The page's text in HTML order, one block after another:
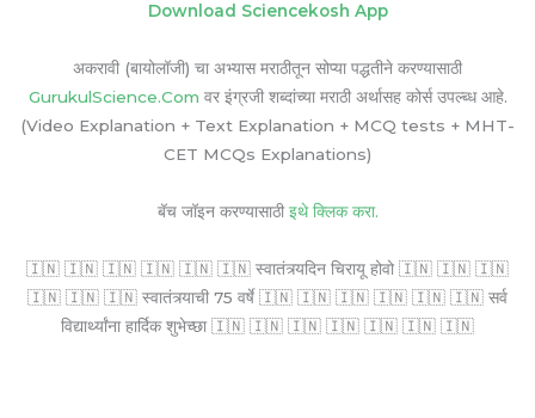
Download Sciencekosh App
अकरावी (बायोलॉजी) चा अभ्यास मराठीतून सोप्या पद्धतीने करण्यासाठी
GurukulScience.Com वर इंग्रजी शब्दांच्या मराठी अर्थासह कोर्स उपल्ब्ध आहे.
(Video Explanation + Text Explanation + MCQ tests + MHT-
CET MCQs Explanations)
बॅच जॉइन करण्यासाठी इथे क्लिक करा.
🇮🇳 🇮🇳 🇮🇳 🇮🇳 🇮🇳 🇮🇳 स्वातंत्र्यदिन चिरायू होवो 🇮🇳 🇮🇳 🇮🇳
🇮🇳 🇮🇳 🇮🇳 स्वातंत्र्याची 75 वर्षे 🇮🇳 🇮🇳 🇮🇳 🇮🇳 🇮🇳 🇮🇳 सर्व
विद्यार्थ्यांना हार्दिक शुभेच्छा 🇮🇳 🇮🇳 🇮🇳 🇮🇳 🇮🇳 🇮🇳 🇮🇳